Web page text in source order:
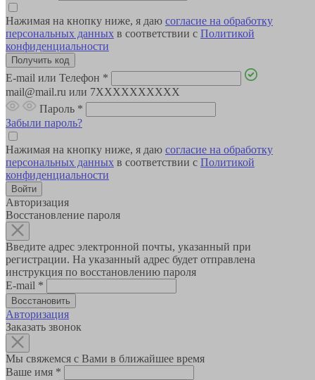
Нажимая на кнопку ниже, я даю согласие на обработку
персональных данных в соответствии с Политикой
конфиденциальности
E-mail или Телефон *
mail@mail.ru или 7XXXXXXXXXX
Пароль *
Забыли пароль?
Нажимая на кнопку ниже, я даю согласие на обработку
персональных данных в соответствии с Политикой
конфиденциальности
Авторизация
Восстановление пароля
Введите адрес электронной почты, указанный при
регистрации. На указанный адрес будет отправлена
инструкция по восстановлению пароля
E-mail *
Авторизация
Заказать звонок
Мы свяжемся с Вами в ближайшее время
Ваше имя *